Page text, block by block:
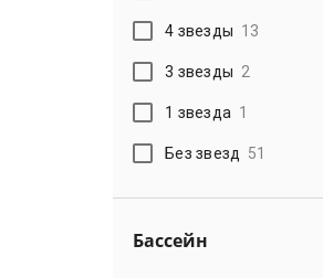
4 звезды 13
3 звезды 2
1 звезда 1
Без звезд 51
Бассейн